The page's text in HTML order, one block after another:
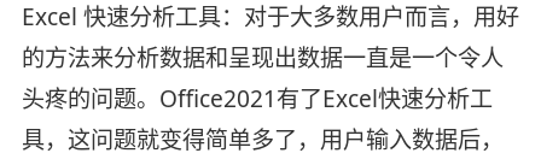
Excel 快速分析工具：对于大多数用户而言，用好
的方法来分析数据和呈现出数据一直是一个令人
头疼的问题。Office2021有了Excel快速分析工
具，这问题就变得简单多了，用户输入数据后，